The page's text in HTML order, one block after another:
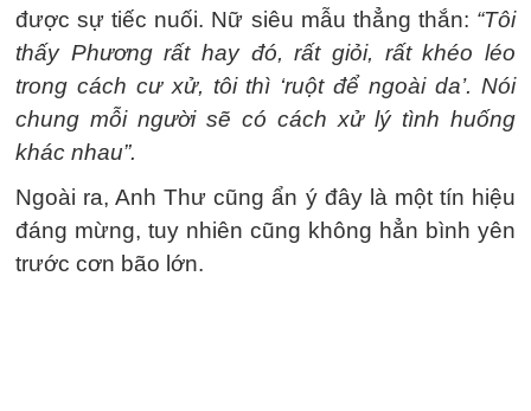
được sự tiếc nuối. Nữ siêu mẫu thẳng thắn: “Tôi
thấy Phương rất hay đó, rất giỏi, rất khéo léo
trong cách cư xử, tôi thì ‘ruột để ngoài da’. Nói
chung mỗi người sẽ có cách xử lý tình huống
khác nhau”.
Ngoài ra, Anh Thư cũng ẩn ý đây là một tín hiệu
đáng mừng, tuy nhiên cũng không hẳn bình yên
trước cơn bão lớn.